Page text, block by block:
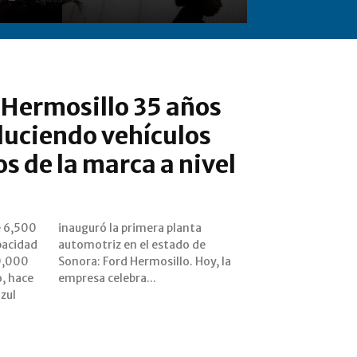
35 años
vehículos
de la marca a nivel
6,500
hace
de
la
empresa celebra...